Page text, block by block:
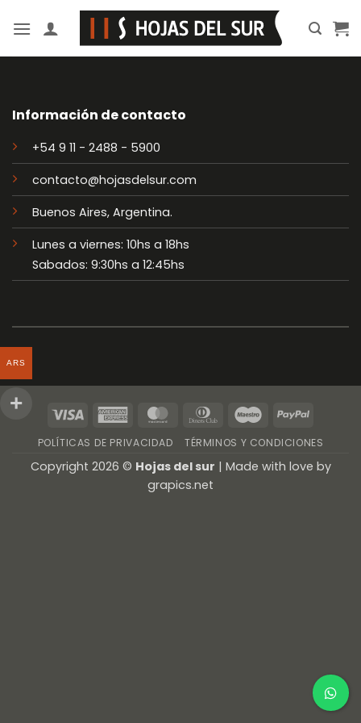
Información de contacto
+54 9 11 - 2488 - 5900
contacto@hojasdelsur.com
Buenos Aires, Argentina.
Lunes a viernes: 10hs a 18hs
Sabados: 9:30hs a 12:45hs
Visa
American MasterCardDinners
MaestroPayPal
POLÍTICAS DE PRIVACIDAD TÉRMINOS Y CONDICIONES
Copyright 2026 © Hojas del sur | Made with love by
grapics.net
ARS